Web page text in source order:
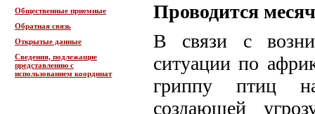
Общественные приемные
Обратная связь
Открытые данные
Сведения, подлежащие
представлению с
использованием координат
Проводится
В связи с
ситуации по
гриппу птиц
создающей